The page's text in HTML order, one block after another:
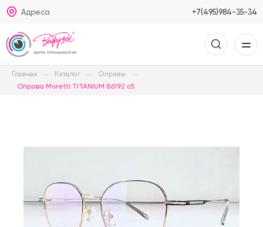
Адреса +7(495)984-35-34
Главная Каталог Оправы
Оправа Moretti TITANIUM 86192 c5